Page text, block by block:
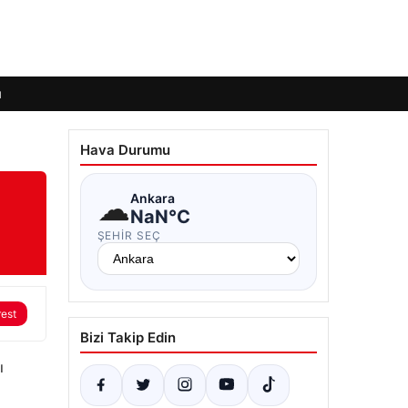
Hava Durumu
☁Ankara
NaN°C
ŞEHIR SEÇ
Bizi Takip Edin